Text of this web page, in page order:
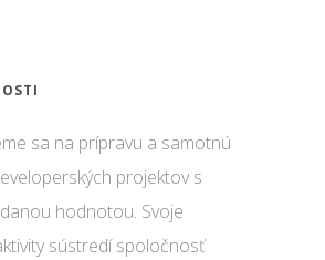
sa na prípravu a samotnú
projektov s
hodnotou. Svoje
sústredí spoločnosť